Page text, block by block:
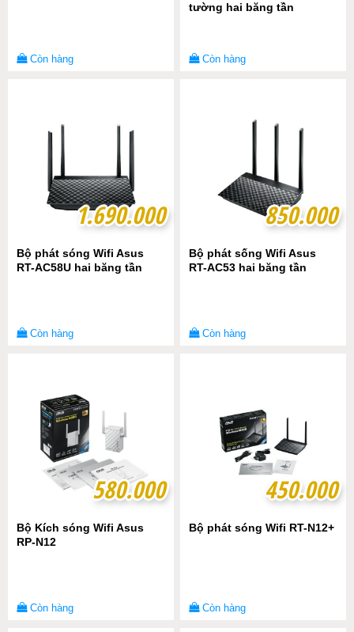
Còn hàng
tường hai băng tần
Còn hàng
1.690.000
1.690.000
Bộ phát sóng Wifi Asus
RT-AC58U hai băng tần
Còn hàng
850.000
850.000
Bộ phát sống Wifi Asus
RT-AC53 hai băng tần
Còn hàng
580.000
580.000
Bộ Kích sóng Wifi Asus
RP-N12
Còn hàng
450.000
450.000
Bộ phát sóng Wifi RT-N12+
Còn hàng